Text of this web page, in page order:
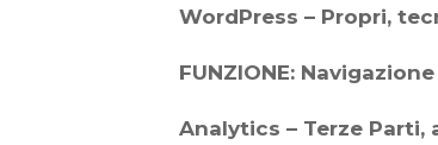
WordPress – Propri,
FUNZIONE: Navigazione
Analytics – Terze